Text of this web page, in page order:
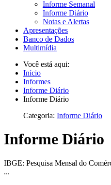
Informe Semanal
Informe Diário
Notas e Alertas
Apresentações
Banco de Dados
Multimídia
Você está aqui:
Início
Informes
Informe Diário
Informe Diário
Categoria: Informe Diário
Informe Diário
IBGE: Pesquisa Mensal do
...